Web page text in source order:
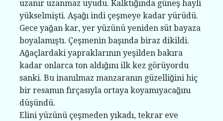
uzanır uzanmaz uyudu. Kalktığında güneş hayli
yükselmişti. Aşağı indi çeşmeye kadar yürüdü.
Gece yağan kar, yer yüzünü yeniden süt bayaza
boyalamıştı. Çeşmenin başında biraz dikildi.
Ağaçlardaki yapraklarının yeşilden bakıra
kadar onlarca ton aldığını ilk kez görüyordu
sanki. Bu inanılmaz manzaranın güzelliğini hiç
bir resamın fırçasıyla ortaya koyamıyacağını
düşündü.
Elini yüzünü çeşmeden yıkadı, tekrar eve